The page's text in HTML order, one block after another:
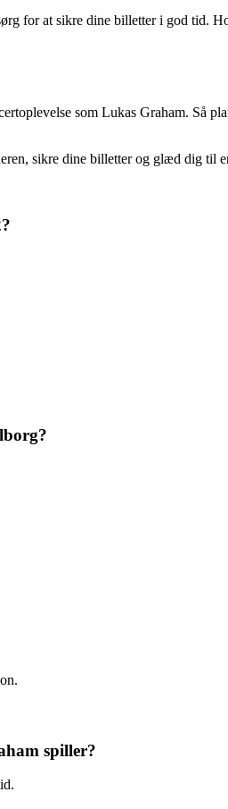
for at sikre dine billetter i god tid.
som Lukas Graham. Så
sikre dine billetter og glæd dig til
spiller?